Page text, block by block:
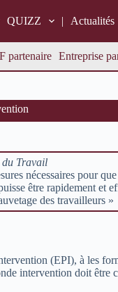
QUIZZ | Actualités
partenaire Entreprise
Travail
nécessaires pour
être rapidement et
des travailleurs »
(EPI), à les
intervention doit être